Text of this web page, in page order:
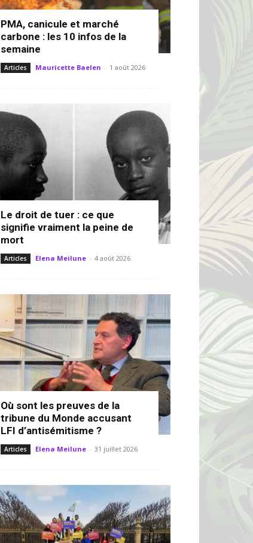
PMA, canicule et marché
carbone : les 10 infos de la
semaine
Articles Mauricette Baelen - 1 août 2026
Le droit de tuer : ce que
signifie vraiment la peine de
mort
Articles Elena Meilune - 4 août 2026
Où sont les preuves de la
tribune du Monde accusant
LFI d’antisémitisme ?
Articles Elena Meilune - 31 juillet 2026